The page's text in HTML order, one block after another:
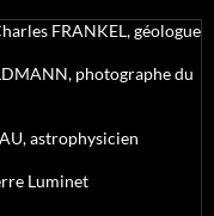
FRANKEL, géologue
photographe du
astrophysicien
Luminet